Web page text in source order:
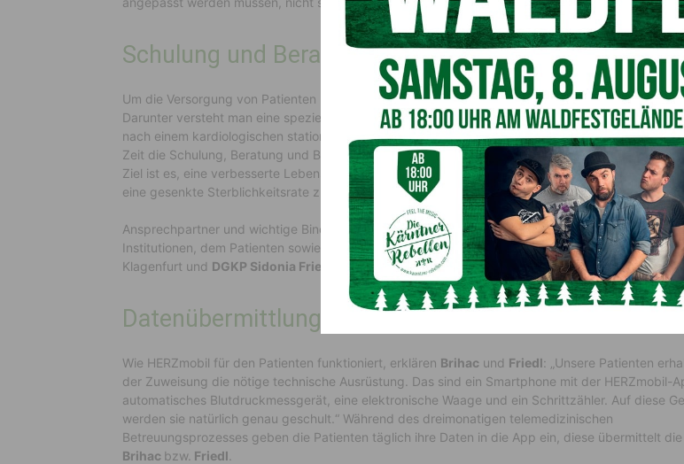
Schulung und Beratung
Um die Versorgung von Patienten mit Herzinsuffizienz zu verbessern, wurde 2022 HERZmobil
Darunter versteht man eine spezielle telemedizinische bzw. telepflegerische Betreuung für
nach einem kardiologischen stationären Aufenthalt, die drei Monate dauert. Im Mittelpunkt
Zeit die Schulung, Beratung und Begleitung der Patienten sowie die Koordination der
Ziel ist es, eine verbesserte Lebensqualität, geringere Krankenhauswiederaufnahmen und
eine gesenkte Sterblichkeitsrate zu erreichen.
Ansprechpartner und wichtige Bindeglieder zwischen dem Krankenhaus, den niedergelassenen
Institutionen, dem Patienten sowie den Angehörigen sind
DGKP Petra Brihac, MAaus dem
Klagenfurt und DGKP Sidonia Friedl aus dem LKH Villach.
Datenübermittlung
Wie HERZmobil für den Patienten funktioniert, erklären Brihac und Friedl: „Unsere Patienten
der Zuweisung die nötige technische Ausrüstung. Das sind ein Smartphone mit der HERZmobil-
automatisches Blutdruckmessgerät, eine elektronische Waage und ein Schrittzähler. Auf diese
werden sie natürlich genau geschult.“ Während des dreimonatigen telemedizinischen
Betreuungsprozesses geben die Patienten täglich ihre Daten in die App ein, diese übermittelt die
Brihac bzw. Friedl